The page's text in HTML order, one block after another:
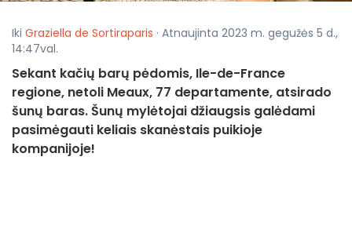
Iki Graziella de Sortiraparis · Atnaujinta 2023 m. gegužės 5 d.,
14:47val.
Sekant kačių barų pėdomis, Ile-de-France
regione, netoli Meaux, 77 departamente, atsirado
šunų baras. Šunų mylėtojai džiaugsis galėdami
pasimėgauti keliais skanėstais puikioje
kompanijoje!